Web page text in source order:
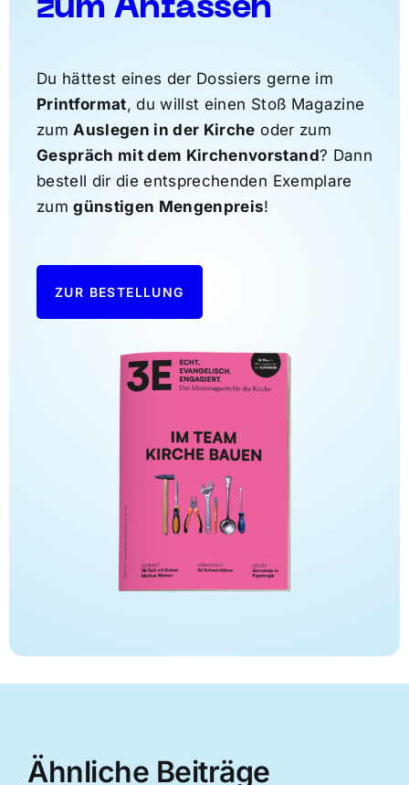
zum Anfassen
Du hättest eines der Dossiers gerne im
Printformat, du willst einen Stoß Magazine
zum Auslegen in der Kirche oder zum
Gespräch mit dem Kirchenvorstand? Dann
bestell dir die entsprechenden Exemplare
zumgünstigen Mengenpreis!
ZUR BESTELLUNG
Ähnliche Beiträge